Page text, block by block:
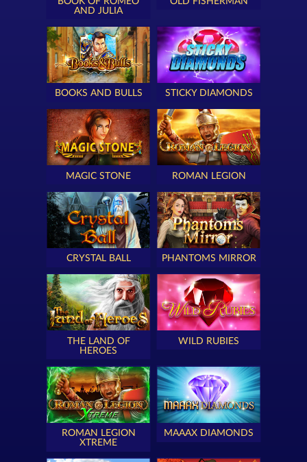
AND JULIA
BOOKS AND BULLS STICKY DIAMONDS
MAGIC STONE ROMAN LEGION
CRYSTAL BALL PHANTOMS MIRROR
THE LAND OF
HEROES
WILD RUBIES
ROMAN LEGION
XTREME
MAAAX DIAMONDS